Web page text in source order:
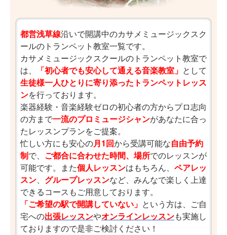
都営浅草線沿いで開講中のカサメミュージックスク
ールのトランペット教室一覧です。
カサメミュージックスクールのトランペット教室で
は、
「初心者でも安心して通える音楽教室」 として
生徒様一人ひとりに寄り添ったトランペットレッス
ンを行っております。
楽器経験・音楽経験ゼロの初心者の方からプロ志向
の方まで一流のプロミュージシャンがあなたに合っ
たレッスンプランをご提案。
忙しい方にも安心の月1回から受講可能な自由予約
制で、 ご都合に合わせた時間、場所でのレッスンが
可能です。また個人レッスンはもちろん、 ペアレッ
スン、 グループレッスンなど、みんなで楽しく上達
できるコースもご用意しております。
「ご希望の駅で開講していない」 という方は、ご自
宅への出張レッスンやオンラインレッスンも実施し
ておりますので是非ご検討ください！